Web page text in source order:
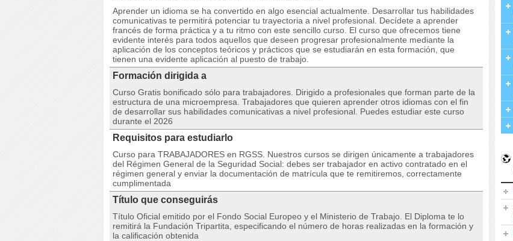
Aprender un idioma se ha convertido en algo esencial actualmente. Desarrollar tus habilidades
comunicativas te permitirá potenciar tu trayectoria a nivel profesional. Decídete a aprender
francés de forma práctica y a tu ritmo con este sencillo curso. El curso que ofrecemos tiene
evidente interés para todos aquellos que deseen progresar profesionalmente mediante la
aplicación de los conceptos teóricos y prácticos que se estudiarán en esta formación, que
tienen una evidente aplicación al puesto de trabajo.
Formación dirigida a
Curso Gratis bonificado sólo para trabajadores. Dirigido a profesionales que forman parte de la
estructura de una microempresa. Trabajadores que quieren aprender otros idiomas con el fin
de desarrollar sus habilidades comunicativas a nivel profesional. Puedes estudiar este curso
durante el 2026
Requisitos para estudiarlo
Curso para TRABAJADORES en RGSS. Nuestros cursos se dirigen únicamente a trabajadores
del Régimen General de la Seguridad Social: debes ser trabajador en activo contratado en el
régimen general y enviar la documentación de matrícula que te remitiremos, correctamente
cumplimentada
Título que conseguirás
Título Oficial emitido por el Fondo Social Europeo y el Ministerio de Trabajo. El Diploma te lo
remitirá la Fundación Tripartita, especificando el número de horas realizadas en la formación y
la calificación obtenida